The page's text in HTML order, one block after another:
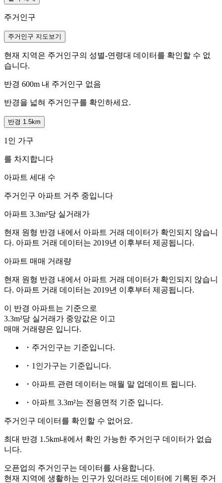
주거인구
주거인구 지도보기
현재 지역은 주거인구의 성별-연령대 데이터를 확인할 수 없
습니다.
반경 600m 내 주거인구 없음
반경을 넓혀 주거인구를 확인하세요.
반경 1.5km
1인 가구
를 차지합니다
아파트 세대 수
주거인구 아파트 거주 중입니다
아파트 3.3m²당 실거래가
현재 원형 반경 내에서 아파트 거래 데이터가 확인되지 않습니
다. 아파트 거래 데이터는 2019년 이후부터 제공됩니다.
아파트 매매 거래량
현재 원형 반경 내에서 아파트 거래 데이터가 확인되지 않습니
다. 아파트 거래 데이터는 2019년 이후부터 제공됩니다.
이 반경 아파트는 기준으로
3.3m²당 실거래가 중앙값은 이고
매매 거래량은 입니다.
・주거인구는 기준입니다.
・1인가구는 기준입니다.
・아파트 관련 데이터는 매월 말 업데이트 됩니다.
・아파트 3.3m²는 전용면적 기준 입니다.
주거인구 데이터를 확인할 수 없어요.
최대 반경 1.5km내에서 확인 가능한 주거인구 데이터가 없습
니다.
오픈업의 주거인구는 데이터를 사용합니다.
현재 지역에 생활하는 인구가 있더라도 데이터에 기록된 주거